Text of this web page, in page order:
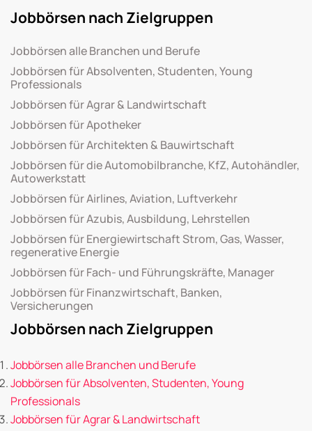
Jobbörsen nach Zielgruppen
Jobbörsen alle Branchen und Berufe
Jobbörsen für Absolventen, Studenten, Young
Professionals
Jobbörsen für Agrar & Landwirtschaft
Jobbörsen für Apotheker
Jobbörsen für Architekten & Bauwirtschaft
Jobbörsen für die Automobilbranche, KfZ, Autohändler,
Autowerkstatt
Jobbörsen für Airlines, Aviation, Luftverkehr
Jobbörsen für Azubis, Ausbildung, Lehrstellen
Jobbörsen für Energiewirtschaft Strom, Gas, Wasser,
regenerative Energie
Jobbörsen für Fach- und Führungskräfte, Manager
Jobbörsen für Finanzwirtschaft, Banken,
Versicherungen
Jobbörsen nach Zielgruppen
Jobbörsen alle Branchen und Berufe
Jobbörsen für Absolventen, Studenten, Young
Professionals
Jobbörsen für Agrar & Landwirtschaft